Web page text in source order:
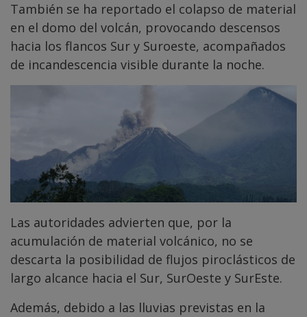
También se ha reportado el colapso de material
en el domo del volcán, provocando descensos
hacia los flancos Sur y Suroeste, acompañados
de incandescencia visible durante la noche.
Las autoridades advierten que, por la
acumulación de material volcánico, no se
descarta la posibilidad de flujos piroclásticos de
largo alcance hacia el Sur, SurOeste y SurEste.
Además, debido a las lluvias previstas en la